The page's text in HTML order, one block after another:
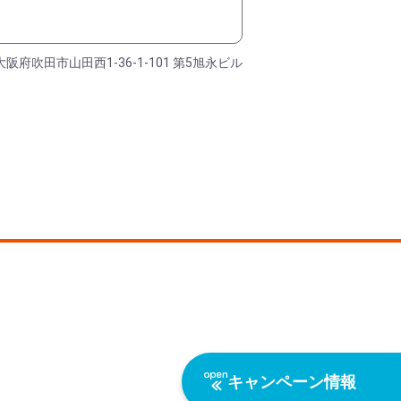
キャンペーン情報
阪府吹田市山田西1-36-1-101 第5旭永ビル